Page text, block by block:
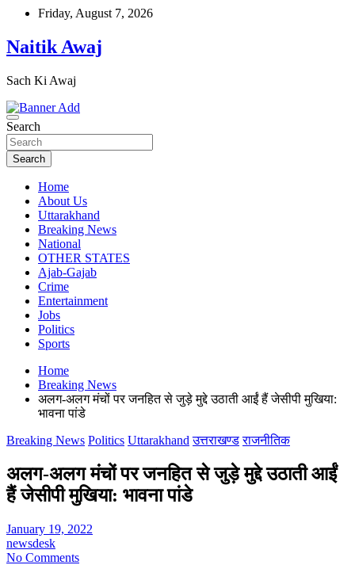
Skip
content
Friday, August 7, 2026
Naitik Awaj
Sach Ki Awaj
Search
Search
Home
About Us
Uttarakhand
Breaking News
National
OTHER STATES
Ajab-Gajab
Crime
Entertainment
Jobs
Politics
Sports
Home
Breaking News
अलग-अलग मंचों पर जनहित से जुड़े मुद्दे उठाती आईं हैं जेसीपी मुखिया:
भावना पांडे
Breaking News Politics Uttarakhand उत्तराखण्ड राजनीतिक
अलग-अलग मंचों पर जनहित से जुड़े मुद्दे उठाती आईं
हैं जेसीपी मुखिया: भावना पांडे
January 19, 2022
newsdesk
No Comments